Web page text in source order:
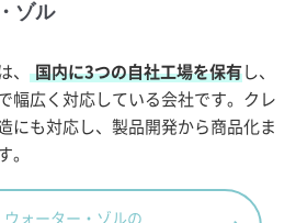
ゾル
国内に3つの自社工場を保有し、
幅広く対応している会社です。クレ
にも対応し、製品開発から商品化ま
ウォーター・ゾルの